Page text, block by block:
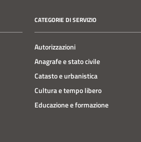
CATEGORIE DI SERVIZIO
Autorizzazioni
Anagrafe e stato civile
Catasto e urbanistica
Cultura e tempo libero
Educazione e formazione